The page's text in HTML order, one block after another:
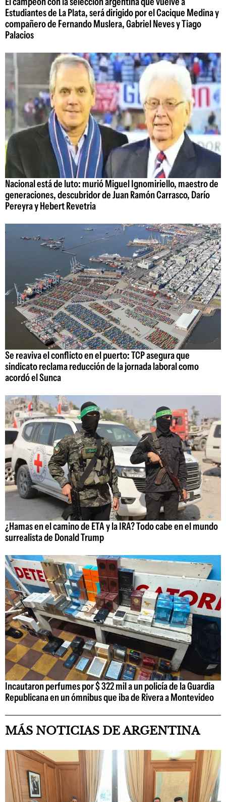
Estudiantes de La Plata, será dirigido por el Cacique Medina y
compañero de Fernando Muslera, Gabriel Neves y Tiago
Palacios
Nacional está de luto: murió Miguel Ignomiriello, maestro de
generaciones, descubridor de Juan Ramón Carrasco, Darío
Pereyra y Hebert Revetria
Se reaviva el conflicto en el puerto: TCP asegura que
sindicato reclama reducción de la jornada laboral como
acordó el Sunca
¿Hamas en el camino de ETA y la IRA? Todo cabe en el mundo
surrealista de Donald Trump
Incautaron perfumes por $ 322 mil a un policía de la Guardia
Republicana en un ómnibus que iba de Rivera a Montevideo
MÁS NOTICIAS DE ARGENTINA